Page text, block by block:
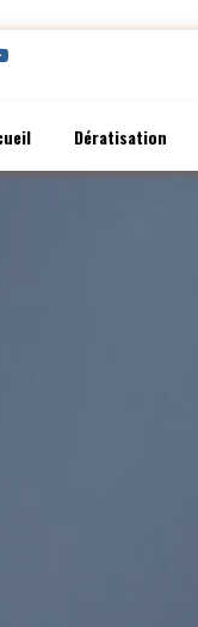
Dératisation